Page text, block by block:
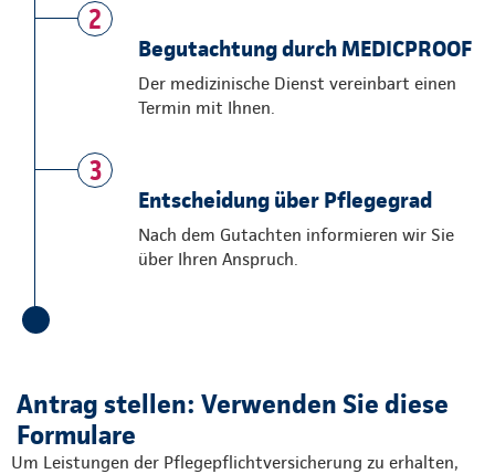
2
Begutachtung durch MEDICPROOF
Der medizinische Dienst vereinbart einen
Termin mit Ihnen.
3
Entscheidung über Pflegegrad
Nach dem Gutachten informieren wir Sie
über Ihren Anspruch.
Antrag stellen: Verwenden Sie diese
Formulare
Um Leistungen der Pflegepflichtversicherung zu erhalten,